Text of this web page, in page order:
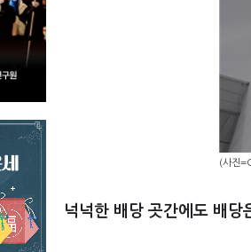
(사진
넉넉한 배당 곳간에도 배당